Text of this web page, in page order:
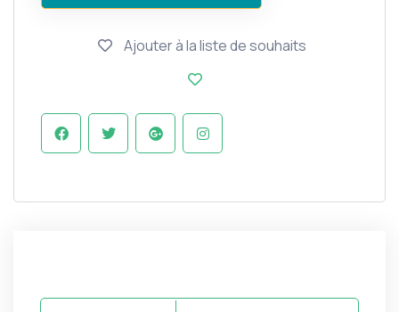
Ajouter à la liste de souhaits